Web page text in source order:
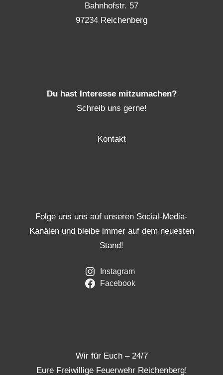
Bahnhofstr. 57
97234 Reichenberg
Du hast Interesse mitzumachen?
Schreib uns gerne!
Kontakt
Folge uns uns auf unseren Social-Media-
Kanälen und bleibe immer auf dem neuesten
Stand!
Instagram
Facebook
Wir für Euch – 24/7
Eure Freiwillige Feuerwehr Reichenberg!